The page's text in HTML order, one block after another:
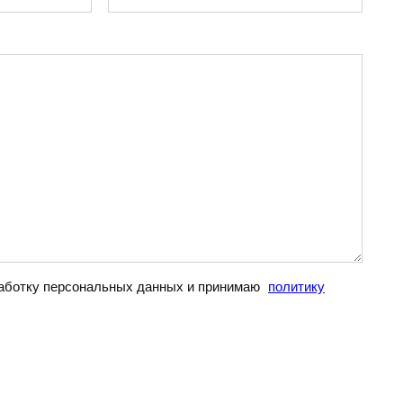
персональных данных и принимаю политику